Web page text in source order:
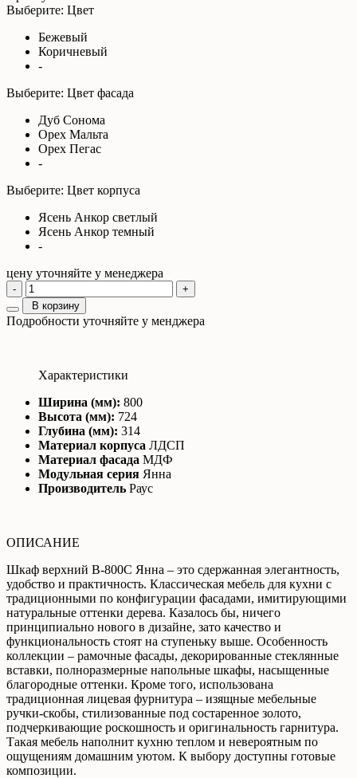
Выберите: Цвет
Бежевый
Коричневый
-
Выберите: Цвет фасада
Дуб Сонома
Орех Мальта
Орех Пегас
-
Выберите: Цвет корпуса
Ясень Анкор светлый
Ясень Анкор темный
-
цену уточняйте у менеджера
-
+
В корзину
Подробности уточняйте у менджера
Характеристики
Ширина (мм): 800
Высота (мм): 724
Глубина (мм): 314
Материал корпуса ЛДСП
Материал фасада МДФ
Модульная серия Янна
Производитель Раус
ОПИСАНИЕ
Шкаф верхний В-800С Янна – это сдержанная элегантность,
удобство и практичность. Классическая мебель для кухни с
традиционными по конфигурации фасадами, имитирующими
натуральные оттенки дерева. Казалось бы, ничего
принципиально нового в дизайне, зато качество и
функциональность стоят на ступеньку выше. Особенность
коллекции – рамочные фасады, декорированные стеклянные
вставки, полноразмерные напольные шкафы, насыщенные
благородные оттенки. Кроме того, использована
традиционная лицевая фурнитура – изящные мебельные
ручки-скобы, стилизованные под состаренное золото,
подчеркивающие роскошность и оригинальность гарнитура.
Такая мебель наполнит кухню теплом и невероятным по
ощущениям домашним уютом. К выбору доступны готовые
композиции.